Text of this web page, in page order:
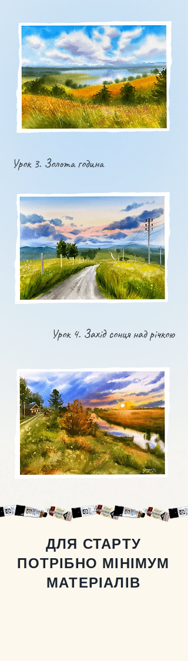
Урок 3. Золота година
Урок 4. Захід сонця над річкою
ДЛЯ СТАРТУ
ПОТРІБНО МІНІМУМ
МАТЕРІАЛІВ